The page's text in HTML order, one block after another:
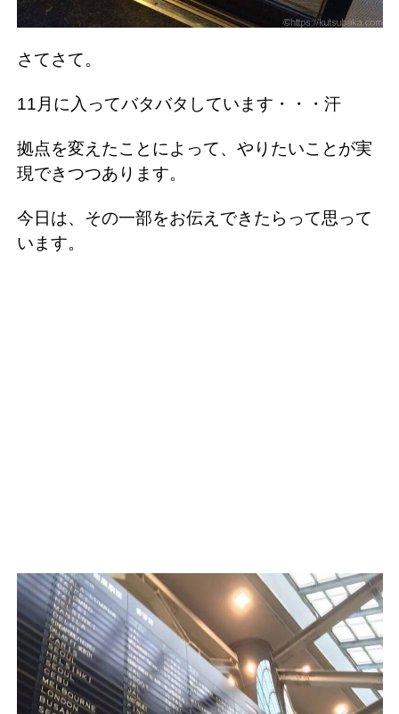
さてさて。
11月に入ってバタバタしています・・・汗
拠点を変えたことによって、やりたいことが実
現できつつあります。
今日は、その一部をお伝えできたらって思って
います。